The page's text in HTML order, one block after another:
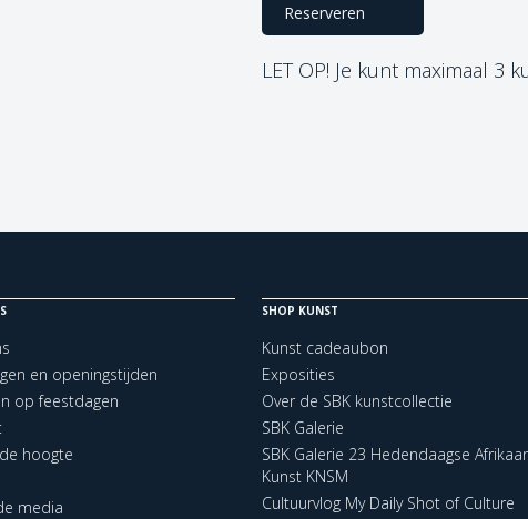
Reserveren
LET OP! Je kunt maximaal 3
en openingstijden
op feestdagen
hoogte
media
SHOP KUNST
Kunst cadeaubon
Exposities
Over de SBK kunstcollectie
SBK Galerie
SBK Galerie 23 Hedendaagse
Kunst KNSM
Cultuurvlog My Daily Shot of Culture